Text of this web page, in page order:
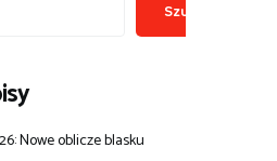
Szukaj
Nowe oblicze blasku